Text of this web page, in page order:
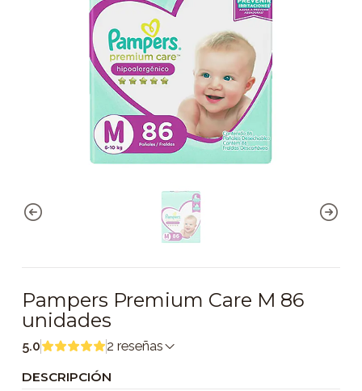
Pampers Premium Care M 86
unidades
5.0 2 reseñas
DESCRIPCIÓN